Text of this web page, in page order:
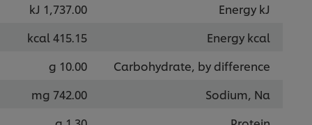
Energy kJ
1,737.00 kJ
Energy kcal
415.15 kcal
Carbohydrate, by difference
10.00 g
Sodium, Na
742.00 mg